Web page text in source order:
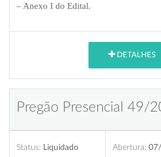
– Anexo I do Edital.
DETALHES
Pregão Presencial 49/
Status: Liquidado Abertura: